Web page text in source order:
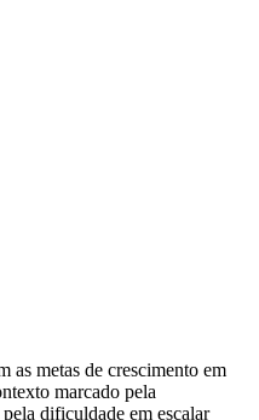
as metas de crescimento em
marcado pela
dificuldade em escalar